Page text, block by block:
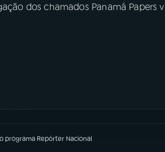
dos chamados Panamá Papers
programa Repórter Nacional